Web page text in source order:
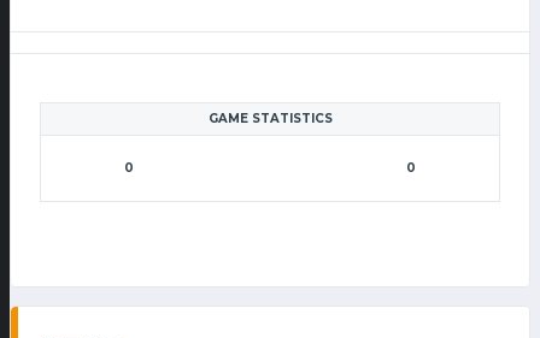
GAME STATISTICS
0 0